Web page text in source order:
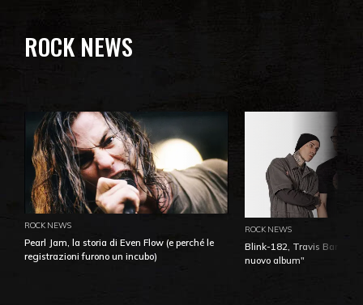
ROCK NEWS
ROCK NEWS
Pearl Jam, la storia di Even Flow (e perché le
registrazioni furono un incubo)
ROCK NEWS
Blink-182, Travis Barker:
nuovo album"